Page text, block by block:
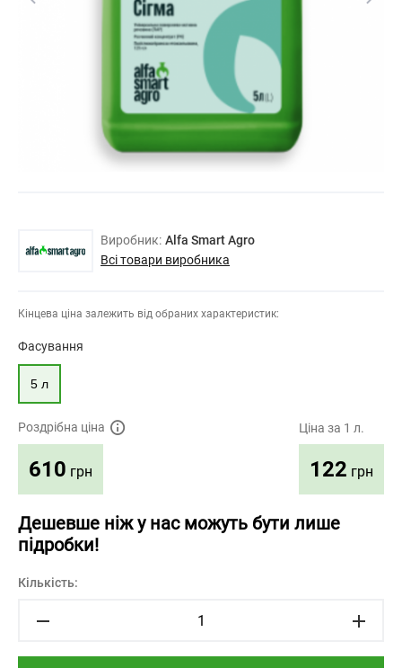
Виробник: Alfa Smart Agro
Всі товари виробника
Кінцева ціна залежить від обраних характеристик:
Фасування
5 л
Роздрібна ціна
610 грн
Ціна за 1 л.
122 грн
Дешевше ніж у нас можуть бути лише
підробки!
Кількість: